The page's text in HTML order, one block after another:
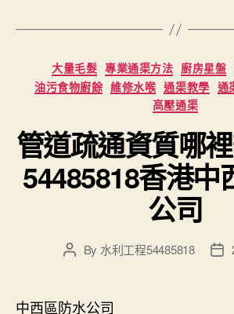
大量毛髮 專業通渠方法 廚房星盤
油污食物廚餘 維修水喉 通渠教學 通
高壓通渠
管道疏通資質哪
54485818香港中
公司
PostBy 水利工程54485818
中西區防水公司